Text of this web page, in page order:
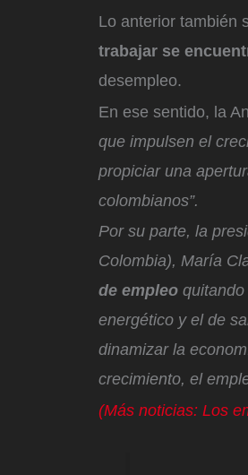
Lo anterior también
trabajar se
desempleo.
En ese sentido, la
que impulsen el
propiciar una
colombianos”.
Por su parte, la
Colombia), María
de empleo quitando
energético y el de
dinamizar la
crecimiento, el
(Más noticias: Los